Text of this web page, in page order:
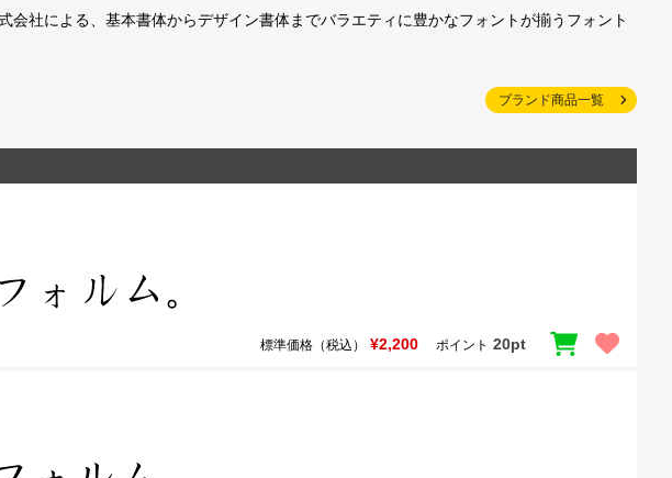
社による、基本書体からデザイン書体までバラエティに豊かなフォントが揃うフォント
ブランド商品一覧
標準価格（税込） ¥2,200 ポイント 20pt